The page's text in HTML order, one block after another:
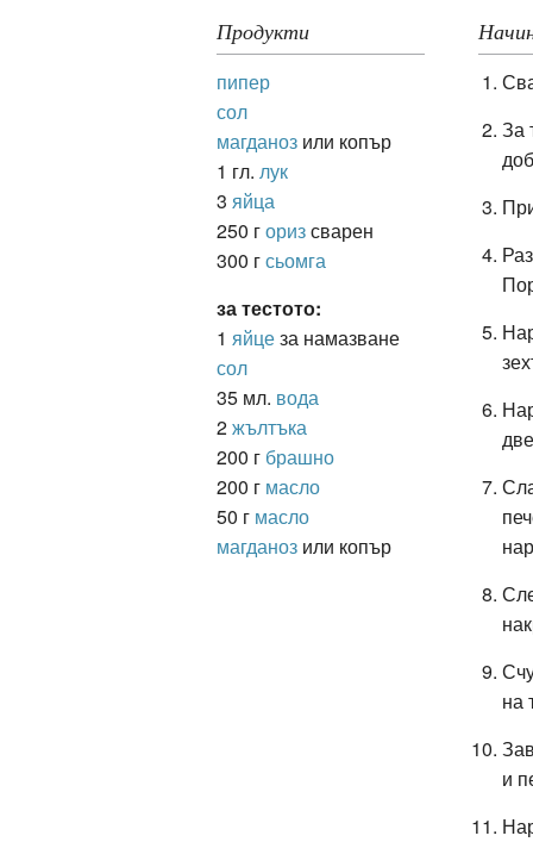
Продукти
пипер
сол
магданоз или копър
1 гл. лук
3 яйца
250 горизсварен
300 гсьомга
за тестото:
1 яйцеза намазване
сол
35 мл. вода
2жълтъка
200 г брашно
200 г масло
50 г масло
магданоз или копър
За
на
и